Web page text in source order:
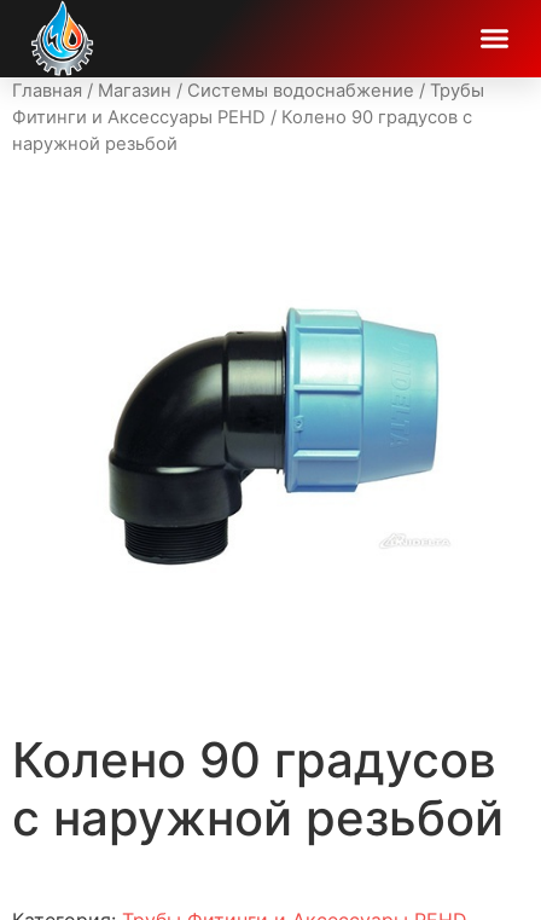
Главная / Магазин / Системы водоснабжение / Трубы
Фитинги и Аксессуары PEHD / Колено 90 градусов с
наружной резьбой
Колено 90 градусов
с наружной резьбой